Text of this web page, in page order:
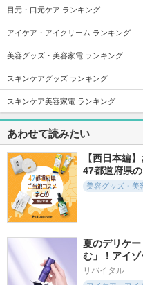
5.6
95件
UNIQREE 4wayス
ムースヘアブラシ
ビー・エヌ
ドルブ
87saku
6.2
97件
87saku ハナサク 速
乾ブラシ
87saku
ITOス
タオ
目元・口元ケア ランキング
アイケア・アイクリーム ランキング
美容グッズ・美容家電 ランキング
スキンケアグッズ ランキング
スキンケア美容家電 ランキング
あわせて読みたい
【西日本編
47都道府県
美容グッズ・美
夏のデリケ
む」！アイ
リバイタル